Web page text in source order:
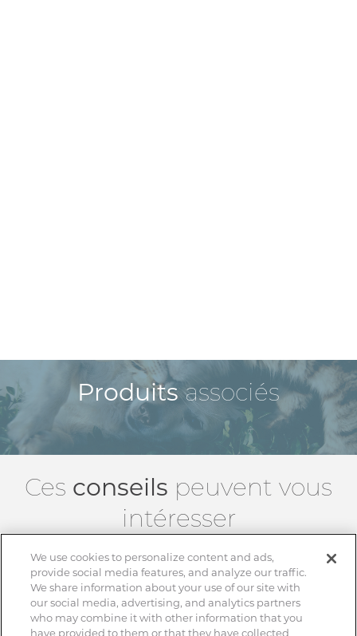
Produitsassociés
Ces conseils peuvent vous
intéresser
We use cookies to personalize content and ads,
provide social media features, and analyze our traffic.
We share information about your use of our site with
our social media, advertising, and analytics partners
who may combine it with other information that you
have provided to them or that they have collected